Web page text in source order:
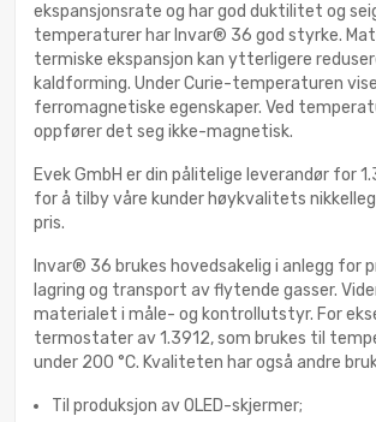
ekspansjonsrate og har god duktilitet og
temperaturer har Invar® 36 god styrke.
termiske ekspansjon kan ytterligere
kaldforming. Under Curie-temperaturen
ferromagnetiske egenskaper. Ved
oppfører det seg ikke-magnetisk.
Evek GmbH er din pålitelige leverandør for
for å tilby våre kunder høykvalitets
pris.
Invar® 36 brukes hovedsakelig i anlegg for
lagring og transport av flytende gasser.
materialet i måle- og kontrollutstyr. For
termostater av 1.3912, som brukes til
under 200 °C. Kvaliteten har også andre
Til produksjon av OLED-skjermer;